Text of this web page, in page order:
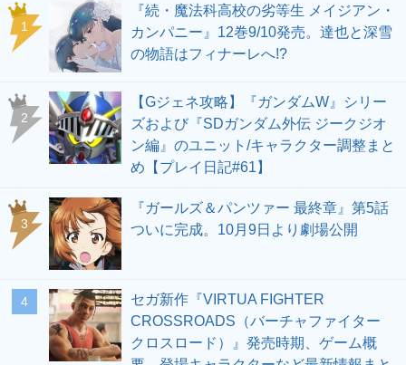
1
『続・魔法科高校の劣等生 メイジアン・
カンパニー』12巻9/10発売。達也と深雪
の物語はフィナーレへ!?
2
【Gジェネ攻略】『ガンダムW』シリー
ズおよび『SDガンダム外伝 ジークジオ
ン編』のユニット/キャラクター調整まと
め【プレイ日記#61】
3
『ガールズ＆パンツァー 最終章』第5話
ついに完成。10月9日より劇場公開
4
セガ新作『VIRTUA FIGHTER
CROSSROADS（バーチャファイター
クロスロード）』発売時期、ゲーム概